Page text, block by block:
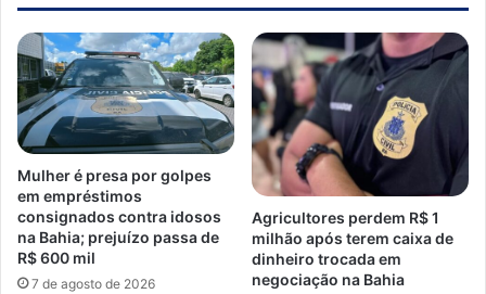
Mulher é presa por golpes
em empréstimos
consignados contra idosos
na Bahia; prejuízo passa de
R$ 600 mil
7 de agosto de 2026
Agricultores perdem R$ 1
milhão após terem caixa de
dinheiro trocada em
negociação na Bahia